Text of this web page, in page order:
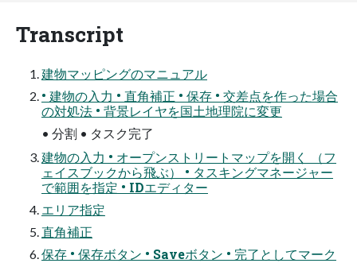
Transcript
建物マッピングのマニュアル
• 建物の入力 • 直角補正 • 保存 • 交差点を作った場合
の対処法 • 背景レイヤを国土地理院に変更
• 分割 • タスク完了
建物の入力 • オープンストリートマップを開く （フ
ェイスブックから飛ぶ） • タスキングマネージャー
で範囲を指定 • IDエディター
エリア指定
直角補正
保存 • 保存ボタン • Saveボタン • 完了としてマーク